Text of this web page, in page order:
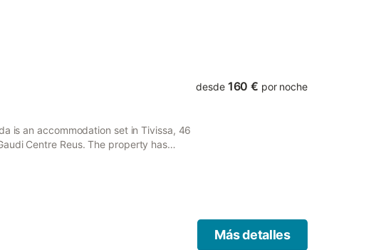
is an accommodation set in Tivissa, 46
Centre Reus. The property has
PortAventura.
desde 160 € por noche
Más detalles